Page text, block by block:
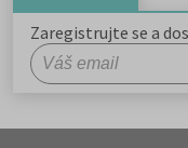
Zaregistrujte se a